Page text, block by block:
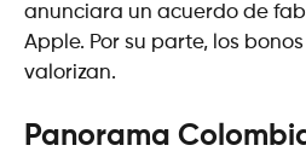
anunciara un acuerdo de
Apple. Por su parte, los
valorizan.
Panorama